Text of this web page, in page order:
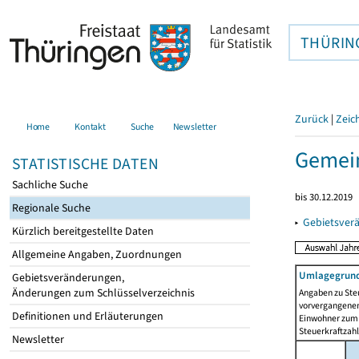
Home Kontakt Suche Newsletter
STATISTISCHE DATEN
Sachliche Suche
Regionale Suche
Kürzlich bereitgestellte Daten
Allgemeine Angaben, Zuordnungen
Gebietsveränderungen,
Änderungen zum Schlüsselverzeichnis
Definitionen und Erläuterungen
Newsletter
Zurück |
bis 30.12.2019
▸
Angaben zu
Einwohner